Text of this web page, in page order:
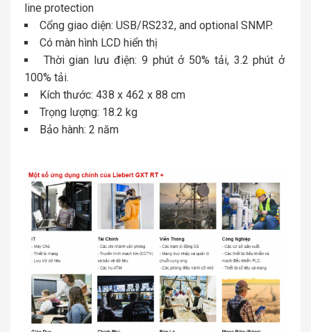
line protection
Cổng giao diện: USB/RS232, and optional SNMP.
Có màn hình LCD hiển thị
Thời gian lưu điện: 9 phút ở 50% tải, 3.2 phút ở
100% tải.
Kích thước: 438 x 462 x 88 cm
Trọng lượng: 18.2 kg
Bảo hành: 2 năm